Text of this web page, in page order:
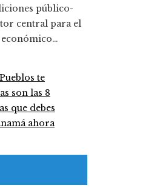
público-
central para el